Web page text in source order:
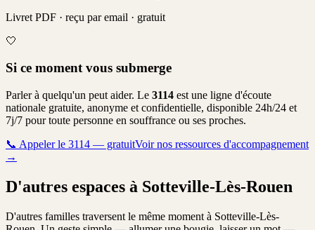
Livret PDF · reçu par email · gratuit
🤍
Si ce moment vous submerge
Parler à quelqu'un peut aider. Le 3114 est une ligne d'écoute
nationale gratuite, anonyme et confidentielle, disponible 24h/24 et
7j/7 pour toute personne en souffrance ou ses proches.
📞 Appeler le 3114 — gratuitVoir nos ressources d'accompagnement
→
D'autres espaces à Sotteville-Lès-Rouen
D'autres familles traversent le même moment à Sotteville-Lès-